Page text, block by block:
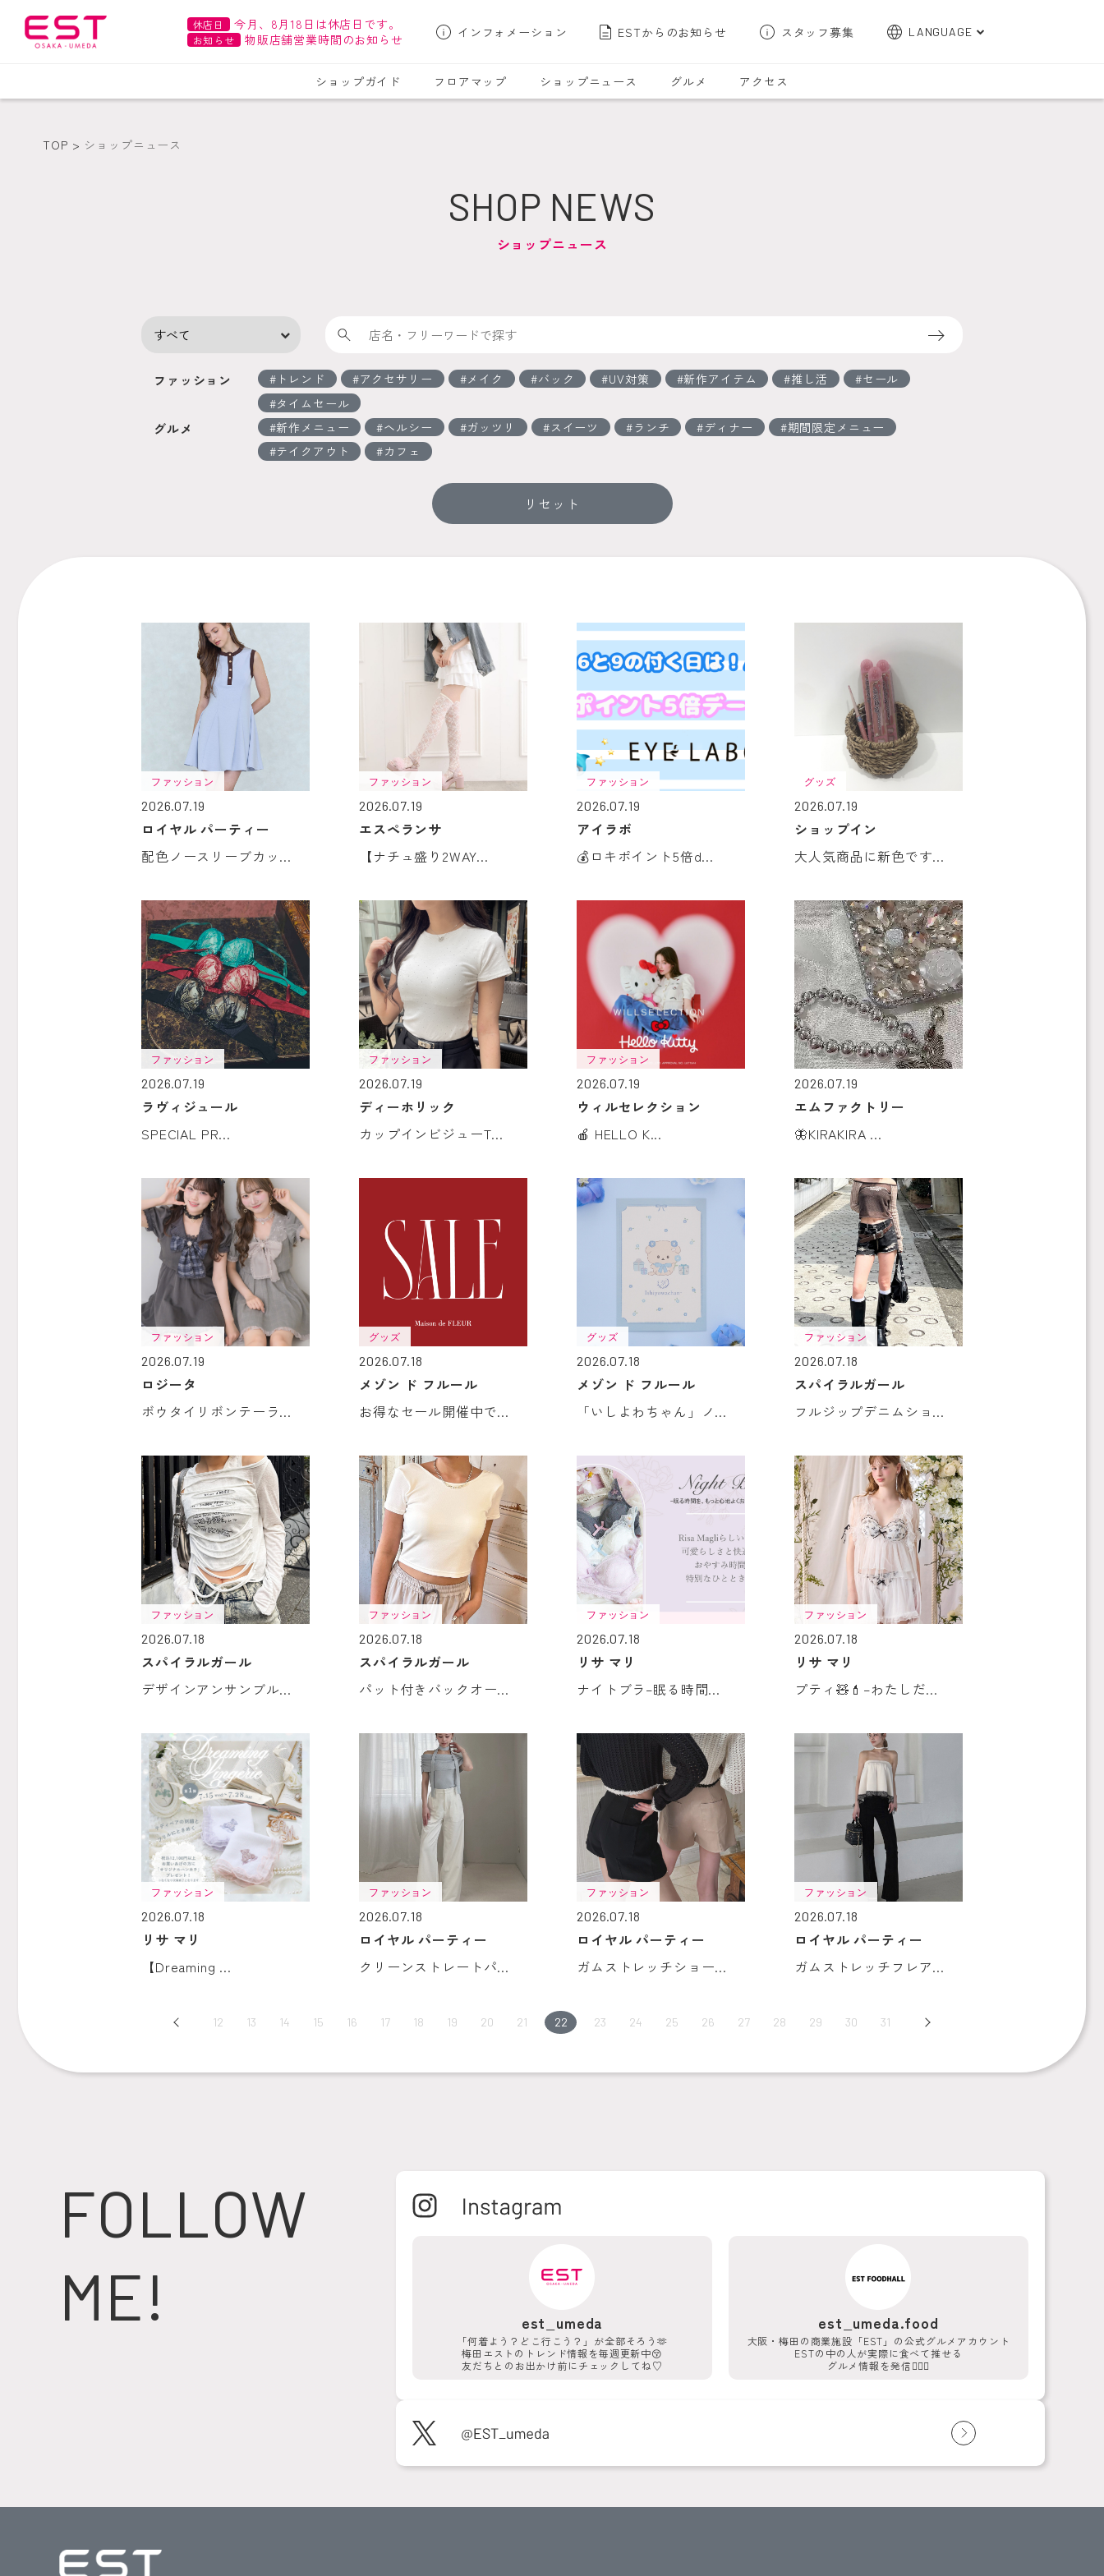
休店日 今月、8月18日は休店日です。
お知らせ 物販店舗営業時間のお知らせ インフォメーション ESTからのお知らせ スタッフ募集 LANGUAGE
한국어
ショップガイド フロアマップ ショップニュース グルメ アクセス
TOP ショップニュース
SHOP NEWS
ショップニュース
検索
ファッション トレンド アクセサリー メイク バック UV対策 新作アイテム 推し活
セール
タイムセール
グルメ 新作メニュー ヘルシー ガッツリ スイーツ ランチ ディナー
期間限定メニュー
テイクアウト
カフェ
リセット
ファッション
2026.07.19
ロイヤル パーティー
配色ノースリーブカッ...
ファッション
2026.07.19
エスペランサ
【ナチュ盛り2WAY...
ファッション
2026.07.19
アイラボ
💰ロキポイント5倍d...
グッズ
2026.07.19
ショップイン
大人気商品に新色です...
ファッション
2026.07.19
ラヴィジュール
SPECIAL PR...
ファッション
2026.07.19
ディーホリック
カップインビジューT...
ファッション
2026.07.19
ウィルセレクション
🍎‪ HELLO K...
2026.07.19
エムファクトリー
🦋KIRAKIRA ...
ファッション
2026.07.19
ロジータ
ボウタイリボンテーラ...
グッズ
2026.07.18
メゾン ド フルール
お得なセール開催中で...
グッズ
2026.07.18
メゾン ド フルール
「いしよわちゃん」ノ...
ファッション
2026.07.18
スパイラルガール
フルジップデニムショ...
ファッション
2026.07.18
スパイラルガール
デザインアンサンブル...
ファッション
2026.07.18
スパイラルガール
パット付きバックオー...
ファッション
2026.07.18
リサ マリ
ナイトブラ–眠る時間...
ファッション
2026.07.18
リサ マリ
プティ🧸💄–わたしだ...
ファッション
2026.07.18
リサ マリ
【Dreaming ...
ファッション
2026.07.18
ロイヤル パーティー
クリーンストレートパ...
ファッション
2026.07.18
ロイヤル パーティー
ガムストレッチショー...
ファッション
2026.07.18
ロイヤル パーティー
ガムストレッチフレア...
Prev 12 13 14 15 16 17 18 19 20 21 22 23 24 25 26 27 28 29 30 31 Next
FOLLOW
ME!
est_umeda
「何着よう？どこ行こう？」が全部そろう🫶
梅田エストのトレンド情報を毎週更新中😚
友だちとのお出かけ前にチェックしてね♡
est_umeda.food
大阪・梅田の商業施設「EST」の公式グルメアカウント
ESTの中の人が実際に食べて推せる
グルメ情報を発信💁‍♀️✨